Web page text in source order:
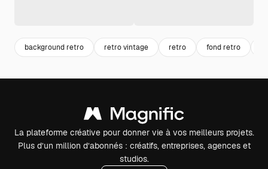
background retro retro vintage retro fond retro
La plateforme créative pour donner vie à vos meilleurs projets.
Plus d’un million d’abonnés : créatifs, entreprises, agences et
studios.